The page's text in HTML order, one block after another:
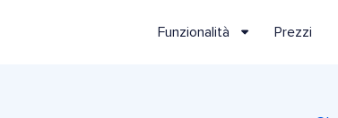
Funzionalità Prezzi